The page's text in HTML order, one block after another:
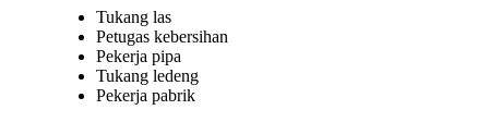
Tukang las
Petugas kebersihan
Pekerja pipa
Tukang ledeng
Pekerja pabrik